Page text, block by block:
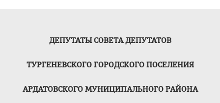
ДЕПУТАТЫ СОВЕТА ДЕПУТАТОВ
ТУРГЕНЕВСКОГО ГОРОДСКОГО ПОСЕЛЕНИЯ
АРДАТОВСКОГО МУНИЦИПАЛЬНОГО РАЙОНА